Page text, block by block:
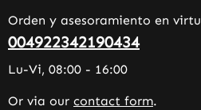
Orden y asesoramiento en
004922342190434
Lu-Vi, 08:00 - 16:00
Or via our contact form.